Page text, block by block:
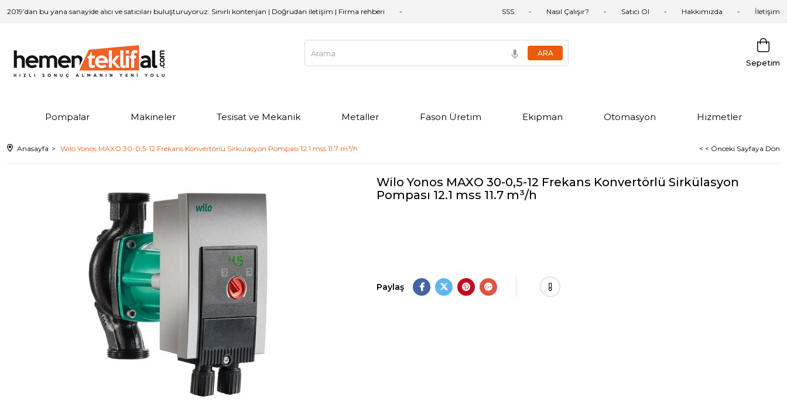
2019’dan bu yana sanayide alıcı ve satıcıları buluşturuyoruz. Sınırlı kontenjan | Doğrudan iletişim | Firma rehberi SSS Nasıl Çalışır? Satıcı Ol Hakkımızda İletişim
Sepetim
Pompalar Makineler Tesisat ve Mekanik Metaller Fason Üretim Ekipman Otomasyon Hizmetler
Anasayfa Wilo Yonos MAXO 30-0,5-12 Frekans Konvertörlü Sirkülasyon Pompası 12.1 mss 11.7 m³/h < < Önceki Sayfaya Dön
Wilo Yonos MAXO 30-0,5-12 Frekans Konvertörlü Sirkülasyon
Pompası 12.1 mss 11.7 m³/h
Paylaş